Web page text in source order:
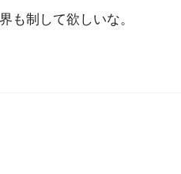
も制して欲しいな。